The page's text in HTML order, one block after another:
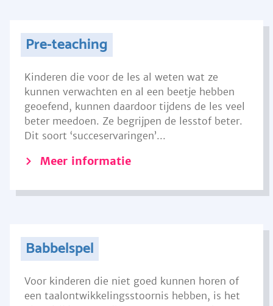
Pre-teaching
Kinderen die voor de les al weten wat ze
kunnen verwachten en al een beetje hebben
geoefend, kunnen daardoor tijdens de les veel
beter meedoen. Ze begrijpen de lesstof beter.
Dit soort ‘succeservaringen’...
Meer informatie
Babbelspel
Voor kinderen die niet goed kunnen horen of
een taalontwikkelingsstoornis hebben, is het